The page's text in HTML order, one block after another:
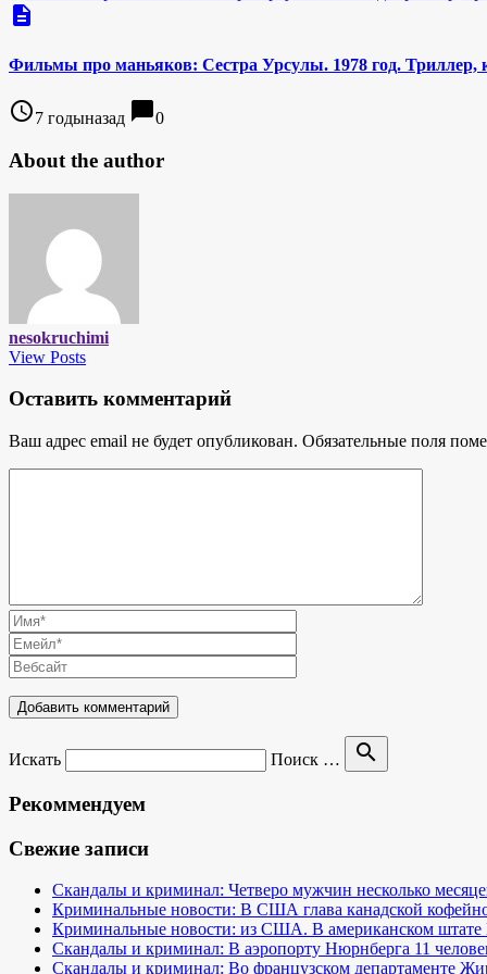
description
Фильмы про маньяков: Сестра Урсулы. 1978 год. Триллер,
access_time7 годыназад chat_bubble0
About the author
nesokruchimi
View Posts
Оставить комментарий
Ваш адрес email не будет опубликован. Обязательные поля
Искать Поиск … search
Рекоммендуем
Свежие записи
Скандалы и криминал: Четверо мужчин несколько
Криминальные новости: В США глава канадской
Криминальные новости: из США. В американском штате
Скандалы и криминал: В аэропорту Нюрнберга 11
Скандалы и криминал: Во французском департаменте